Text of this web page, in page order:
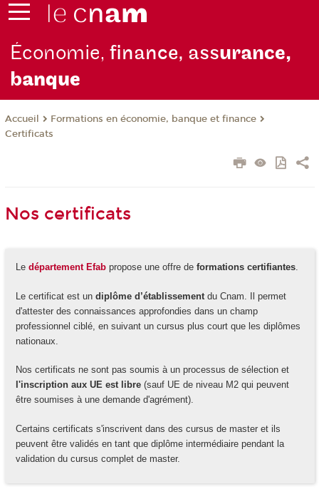
Économie,finance, assurance,
banque
Accueil
Formations en économie, banque et finance
Certificats
Nos certificats
Le département Efabpropose une offre de formations certifiantes.
Le certificat est un diplôme d’établissementdu Cnam. Il permet
d'attester des connaissances approfondies dans un champ
professionnel ciblé, en suivant un cursus plus court que les diplômes
nationaux.
Nos certificats ne sont pas soumis à un processus de sélection et
l'inscription aux UE est libre(sauf UE de niveau M2 qui peuvent
être soumises à une demande d'agrément).
Certains certificats s'inscrivent dans des cursus de master et ils
peuvent être validés en tant que diplôme intermédiaire pendant la
validation du cursus complet de master.